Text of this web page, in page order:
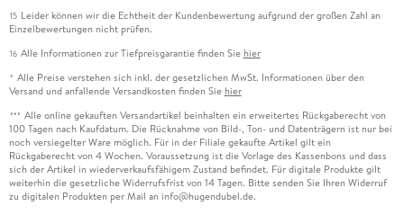
15 Leider können wir die Echtheit der Kundenbewertung aufgrund der großen Zahl an
Einzelbewertungen nicht prüfen.
16 Alle Informationen zur Tiefpreisgarantie finden Sie hier
* Alle Preise verstehen sich inkl. der gesetzlichen MwSt. Informationen über den
Versand und anfallende Versandkosten finden Sie hier
*** Alle online gekauften Versandartikel beinhalten ein erweitertes Rückgaberecht von
100 Tagen nach Kaufdatum. Die Rücknahme von Bild-, Ton- und Datenträgern ist nur bei
noch versiegelter Ware möglich. Für in der Filiale gekaufte Artikel gilt ein
Rückgaberecht von 4 Wochen. Voraussetzung ist die Vorlage des Kassenbons und dass
sich der Artikel in wiederverkaufsfähigem Zustand befindet. Für digitale Produkte gilt
weiterhin die gesetzliche Widerrufsfrist von 14 Tagen. Bitte senden Sie Ihren Widerruf
zu digitalen Produkten per Mail an info@hugendubel.de.